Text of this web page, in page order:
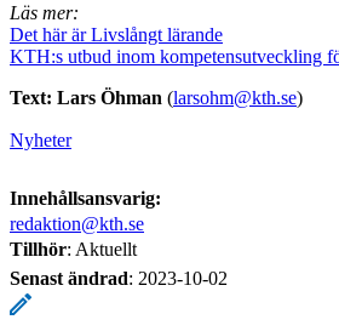
Läs mer:
Det här är Livslångt lärande
KTH:s utbud inom kompetensutveckling
Text: Lars Öhman (larsohm@kth.se)
Nyheter
Innehållsansvarig:
redaktion@kth.se
Tillhör: Aktuellt
Senast ändrad: 2023-10-02